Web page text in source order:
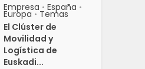
Empresa • España •
Europa • Temas
El Clúster de
Movilidad y
Logística de
Euskadi...